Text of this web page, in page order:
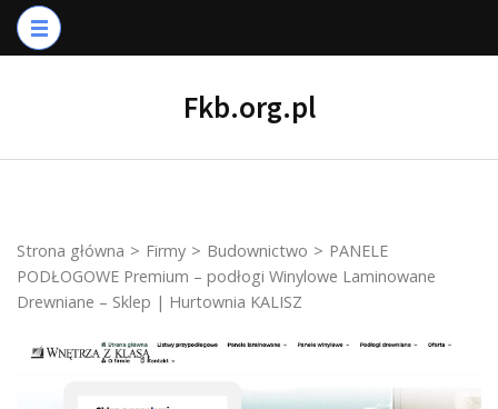
Skip
to
Fkb.org.pl
Strona główna > Firmy > Budownictwo > PANELE
PODŁOGOWE Premium – podłogi Winylowe Laminowane
Drewniane – Sklep | Hurtownia KALISZ